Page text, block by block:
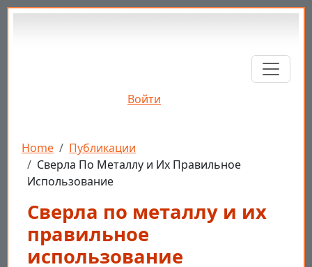
Перейти к основному содержанию
Войти
Строка навигации
Home
Публикации
Сверла По Металлу и Их Правильное
Использование
Сверла по металлу и их
правильное
использование